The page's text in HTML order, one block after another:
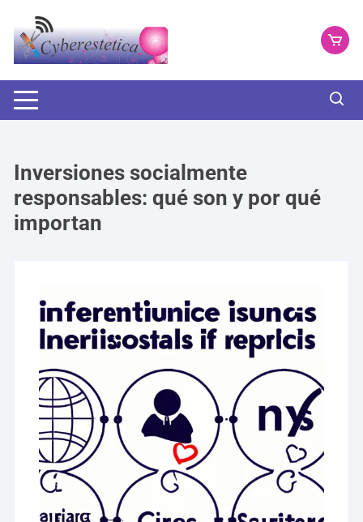
contenido
Inversiones socialmente
responsables: qué son y por qué
importan